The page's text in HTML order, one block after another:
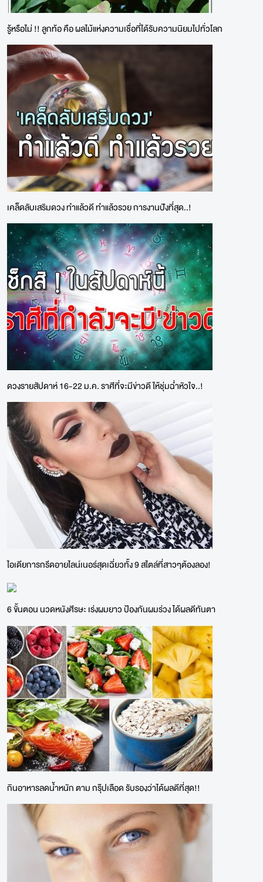
รู้หรือไม่ !! ลูกท้อ คือ ผลไม้แห่งความเชื่อที่ได้รับความนิยมไปทั่วโลก
เคล็ดลับเสริมดวง ทำแล้วดี ทำแล้วรวย การงานปังที่สุด..!
ดวงรายสัปดาห์ 16-22 ม.ค. ราศีที่จะมีข่าวดี ให้ชุ่มฉ่ำหัวใจ..!
ไอเดียการกรีดอายไลน์เนอร์สุดเฉี่ยวทั้ง 9 สไตล์ที่สาวๆต้องลอง!
6 ขั้นตอน นวดหนังศีรษะ เร่งผมยาว ป้องกันผมร่วง ได้ผลดีทันตา
กินอาหารลดน้ำหนัก ตาม กรุ๊ปเลือด รับรองว่าได้ผลดีที่สุด!!